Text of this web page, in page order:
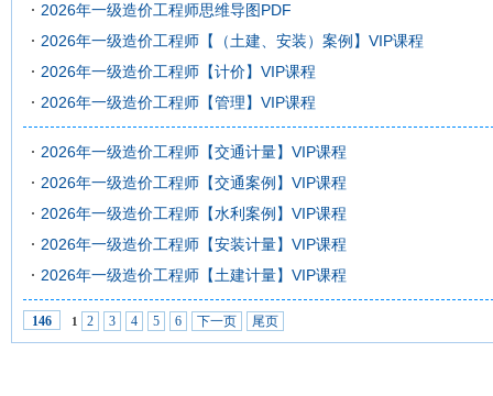
2026年一级造价工程师思维导图PDF
2026年一级造价工程师【（土建、安装）案例】VIP课程
2026年一级造价工程师【计价】VIP课程
2026年一级造价工程师【管理】VIP课程
2026年一级造价工程师【交通计量】VIP课程
2026年一级造价工程师【交通案例】VIP课程
2026年一级造价工程师【水利案例】VIP课程
2026年一级造价工程师【安装计量】VIP课程
2026年一级造价工程师【土建计量】VIP课程
146 1 2 3 4 5 6 下一页 尾页